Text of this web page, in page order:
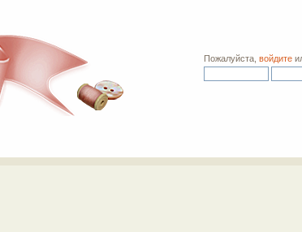
Пожалуйста,войдите